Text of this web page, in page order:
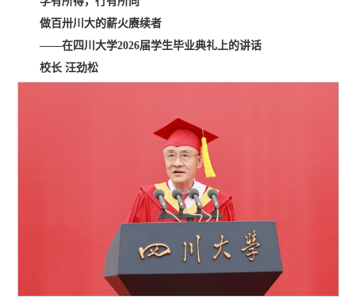
做百卅川大的薪火赓续者
——在四川大学2026届学生毕业典礼上的讲话
校长 汪劲松